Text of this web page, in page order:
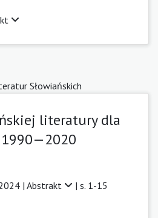
Słowiańskich
literatury dla
1990—2020
| Abstrakt | s. 1-15